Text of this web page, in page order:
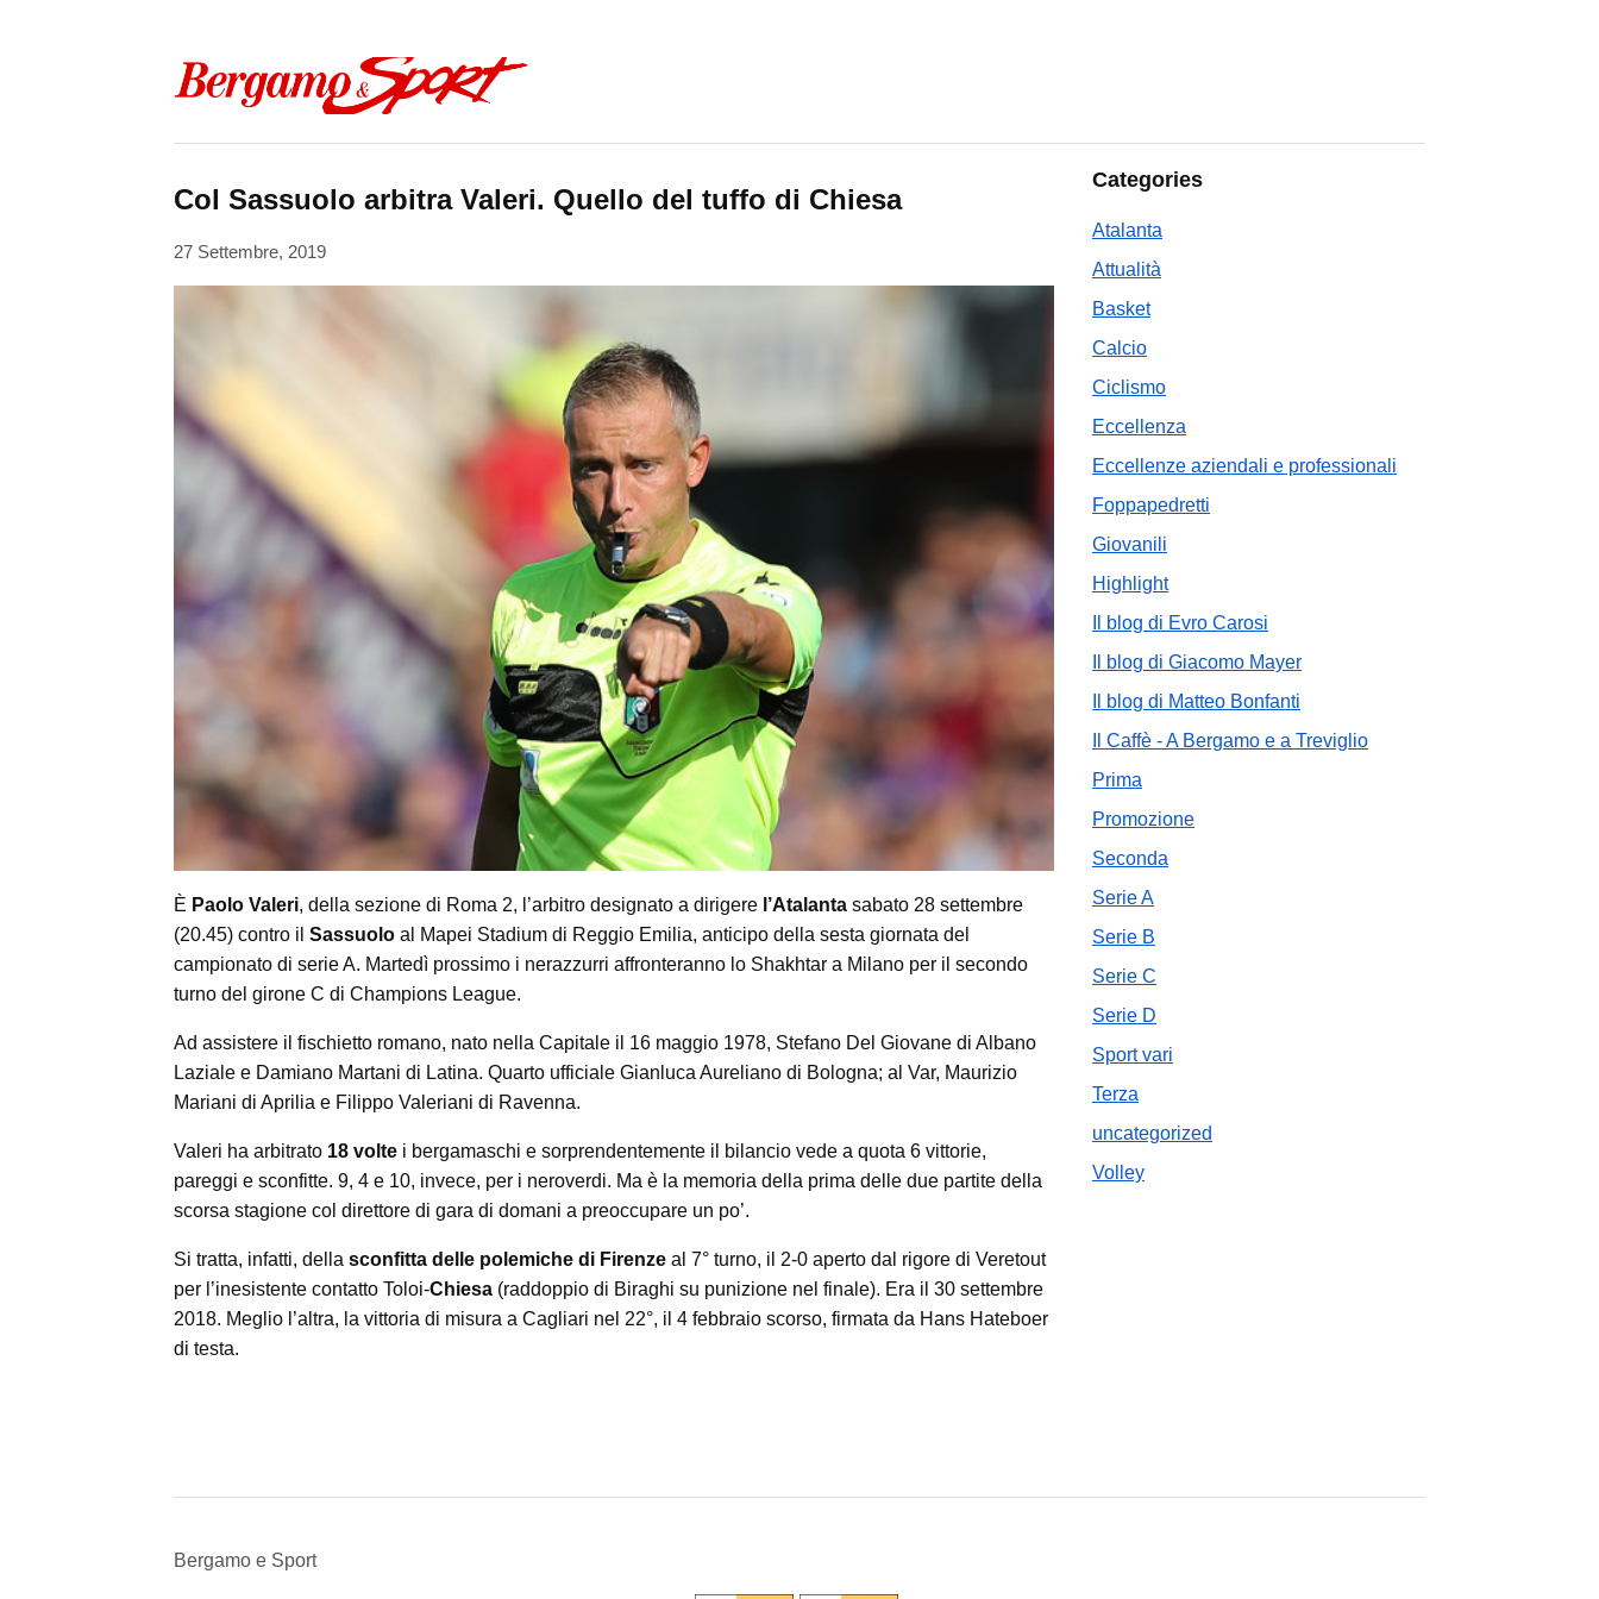
Col Sassuolo arbitra Valeri. Quello del tuffo di Chiesa
27 Settembre, 2019
È Paolo Valeri, della sezione di Roma 2, l’arbitro designato a dirigere l’Atalanta sabato 28 settembre
(20.45) contro il Sassuolo al Mapei Stadium di Reggio Emilia, anticipo della sesta giornata del
campionato di serie A. Martedì prossimo i nerazzurri affronteranno lo Shakhtar a Milano per il secondo
turno del girone C di Champions League.
Ad assistere il fischietto romano, nato nella Capitale il 16 maggio 1978, Stefano Del Giovane di Albano
Laziale e Damiano Martani di Latina. Quarto ufficiale Gianluca Aureliano di Bologna; al Var, Maurizio
Mariani di Aprilia e Filippo Valeriani di Ravenna.
Valeri ha arbitrato 18 volte i bergamaschi e sorprendentemente il bilancio vede a quota 6 vittorie,
pareggi e sconfitte. 9, 4 e 10, invece, per i neroverdi. Ma è la memoria della prima delle due partite della
scorsa stagione col direttore di gara di domani a preoccupare un po’.
Si tratta, infatti, della sconfitta delle polemiche di Firenze al 7° turno, il 2-0 aperto dal rigore di Veretout
per l’inesistente contatto Toloi-Chiesa (raddoppio di Biraghi su punizione nel finale). Era il 30 settembre
2018. Meglio l’altra, la vittoria di misura a Cagliari nel 22°, il 4 febbraio scorso, firmata da Hans Hateboer
di testa.
Categories
Atalanta
Attualità
Basket
Calcio
Ciclismo
Eccellenza
Eccellenze aziendali e professionali
Foppapedretti
Giovanili
Highlight
Il blog di Evro Carosi
Il blog di Giacomo Mayer
Il blog di Matteo Bonfanti
Il Caffè - A Bergamo e a Treviglio
Prima
Promozione
Seconda
Serie A
Serie B
Serie C
Serie D
Sport vari
Terza
uncategorized
Volley
Bergamo e Sport